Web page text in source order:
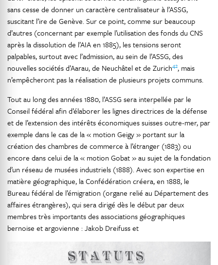
sans cesse de donner un caractère centralisateur à l’ASSG,
suscitant l’ire de Genève. Sur ce point, comme sur beaucoup
d’autres (concernant par exemple l’utilisation des fonds du CNS
après la dissolution de l’AIA en 1885), les tensions seront
palpables, surtout avec l’admission, au sein de l’ASSG, des
nouvelles sociétés d’Aarau, de Neuchâtel et de Zurich42, mais
n’empêcheront pas la réalisation de plusieurs projets communs.
Tout au long des années 1880, l’ASSG sera interpellée par le
Conseil fédéral afin d’élaborer les lignes directrices de la défense
et de l’extension des intérêts économiques suisses outre-mer, par
exemple dans le cas de la « motion Geigy » portant sur la
création des chambres de commerce à l’étranger (1883) ou
encore dans celui de la « motion Gobat » au sujet de la fondation
d’un réseau de musées industriels (1888). Avec son expertise en
matière géographique, la Confédération créera, en 1888, le
Bureau fédéral de l’émigration (organe relié au Département des
affaires étrangères), qui sera dirigé dès le début par deux
membres très importants des associations géographiques
bernoise et argovienne : Jakob Dreifuss et